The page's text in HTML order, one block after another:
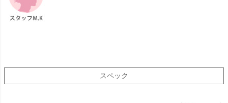
スペック